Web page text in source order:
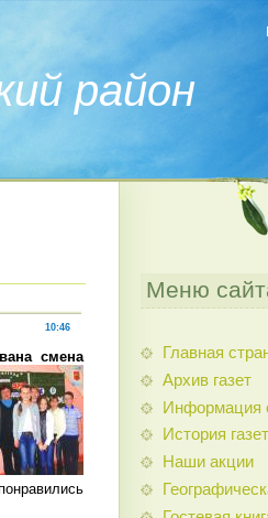
район
10:46
смена
Меню
Главная
Архив газет
Информация
История
Наши акции